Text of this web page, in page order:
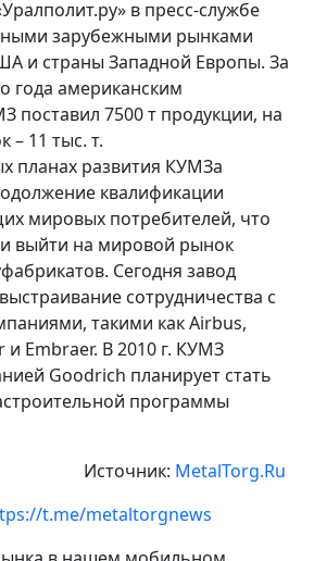
в пресс-службе
зарубежными рынками
и страны Западной Европы. За
года американским
поставил 7500 т продукции, на
– 11 тыс. т.
планах развития КУМЗа
квалификации
мировых потребителей, что
выйти на мировой рынок
Сегодня завод
сотрудничества с
такими как Airbus,
Embraer. В 2010 г. КУМЗ
Goodrich планирует стать
программы
Источник: MetalTorg.Ru
t.me/metaltorgnews